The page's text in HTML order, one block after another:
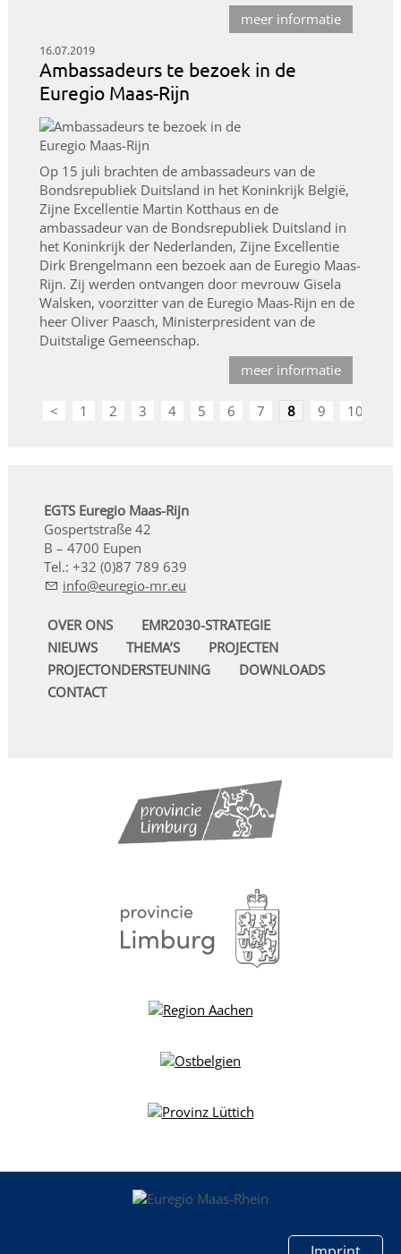
meer informatie
16.07.2019
Ambassadeurs te bezoek in de
Euregio Maas-Rijn
Op 15 juli brachten de ambassadeurs van de
Bondsrepubliek Duitsland in het Koninkrijk België,
Zijne Excellentie Martin Kotthaus en de
ambassadeur van de Bondsrepubliek Duitsland in
het Koninkrijk der Nederlanden, Zijne Excellentie
Dirk Brengelmann een bezoek aan de Euregio Maas-
Rijn. Zij werden ontvangen door mevrouw Gisela
Walsken, voorzitter van de Euregio Maas-Rijn en de
heer Oliver Paasch, Ministerpresident van de
Duitstalige Gemeenschap.
meer informatie
< 1 2 3 4 5 6 7 8 9 10
EGTS Euregio Maas-Rijn
Gospertstraße 42
B – 4700 Eupen
Tel.: +32 (0)87 789 639
nf
r g -mr
OVER ONS
EMR2030-STRATEGIE
NIEUWS
THEMA’S
PROJECTEN
PROJECTONDERSTEUNING
DOWNLOADS
CONTACT